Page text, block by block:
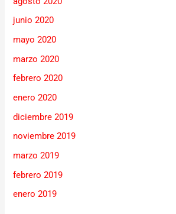
junio 2020
mayo 2020
marzo 2020
febrero 2020
enero 2020
diciembre 2019
noviembre 2019
marzo 2019
febrero 2019
enero 2019